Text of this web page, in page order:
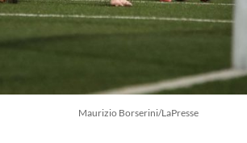
Maurizio Borserini/LaPresse